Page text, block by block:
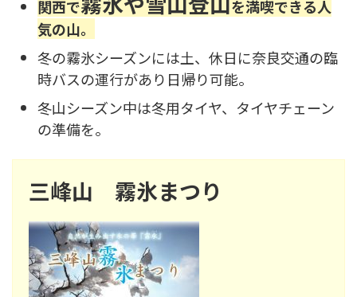
関西で
を満喫できる人
気の山。
冬の霧氷シーズンには土、休日に奈良交通の臨
時バスの運行があり日帰り可能。
冬山シーズン中は冬用タイヤ、タイヤチェーン
の準備を。
三峰山 霧氷まつり